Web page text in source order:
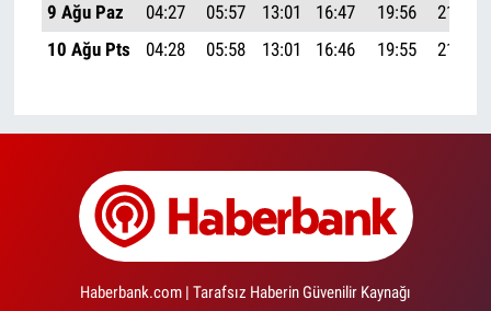
9 Ağu Paz
04:27 05:57 13:01 16:47 19:56
21:20
10 Ağu Pts
04:28 05:58 13:01 16:46 19:55 21:18
Haberbank.com | Tarafsız Haberin Güvenilir Kaynağı